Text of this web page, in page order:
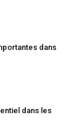
dans
dans les